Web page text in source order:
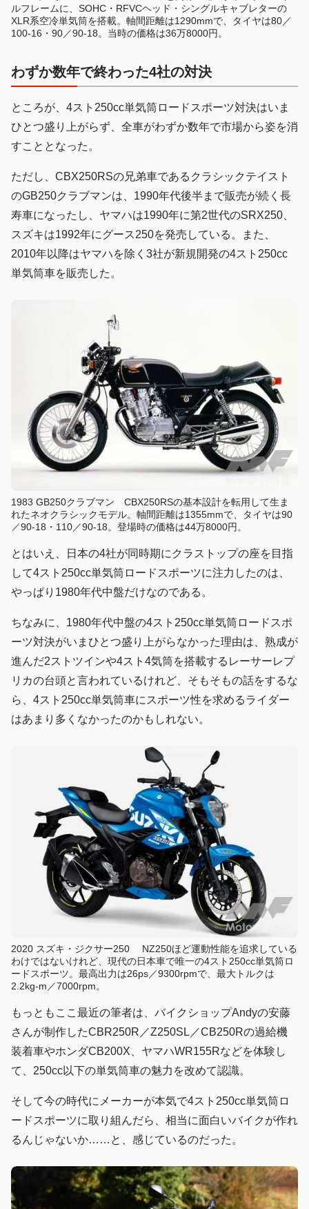
ルフレームに、SOHC・RFVCヘッド・シングルキャブレターの
XLR系空冷単気筒を搭載。軸間距離は1290mmで、タイヤは80／
100-16・90／90-18。当時の価格は36万8000円。
わずか数年で終わった4社の対決
ところが、4スト250cc単気筒ロードスポーツ対決はいま
ひとつ盛り上がらず、全車がわずか数年で市場から姿を消
すこととなった。
ただし、CBX250RSの兄弟車であるクラシックテイスト
のGB250クラブマンは、1990年代後半まで販売が続く長
寿車になったし、ヤマハは1990年に第2世代のSRX250、
スズキは1992年にグース250を発売している。また、
2010年以降はヤマハを除く3社が新規開発の4スト250cc
単気筒車を販売した。
1983 GB250クラブマン CBX250RSの基本設計を転用して生ま
れたネオクラシックモデル。軸間距離は1355mmで、タイヤは90
／90-18・110／90-18。登場時の価格は44万8000円。
とはいえ、日本の4社が同時期にクラストップの座を目指
して4スト250cc単気筒ロードスポーツに注力したのは、
やっぱり1980年代中盤だけなのである。
ちなみに、1980年代中盤の4スト250cc単気筒ロードスポ
ーツ対決がいまひとつ盛り上がらなかった理由は、熟成が
進んだ2ストツインや4スト4気筒を搭載するレーサーレプ
リカの台頭と言われているけれど、そもそもの話をするな
ら、4スト250cc単気筒車にスポーツ性を求めるライダー
はあまり多くなかったのかもしれない。
2020 スズキ・ジクサー250 NZ250ほど運動性能を追求している
わけではないけれど、現代の日本車で唯一の4スト250cc単気筒ロ
ードスポーツ。最高出力は26ps／9300rpmで、最大トルクは
2.2kg-m／7000rpm。
もっともここ最近の筆者は、バイクショップAndyの安藤
さんが制作したCBR250R／Z250SL／CB250Rの過給機
装着車やホンダCB200X、ヤマハWR155Rなどを体験し
て、250cc以下の単気筒車の魅力を改めて認識。
そして今の時代にメーカーが本気で4スト250cc単気筒ロ
ードスポーツに取り組んだら、相当に面白いバイクが作れ
るんじゃないか……と、感じているのだった。